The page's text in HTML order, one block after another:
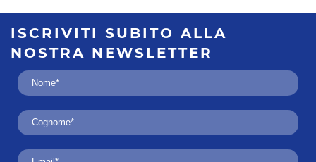
ISCRIVITI SUBITO ALLA
NOSTRA
NEWSLETTER